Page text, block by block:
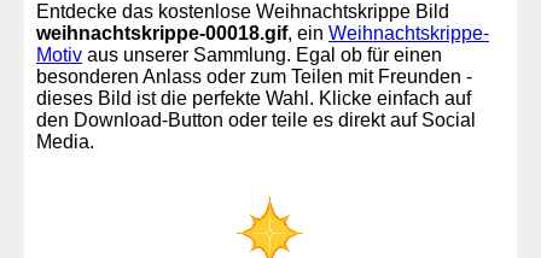
Entdecke das kostenlose Weihnachtskrippe Bild
weihnachtskrippe-00018.gif, ein Weihnachtskrippe-
Motiv aus unserer Sammlung. Egal ob für einen
besonderen Anlass oder zum Teilen mit Freunden -
dieses Bild ist die perfekte Wahl. Klicke einfach auf
den Download-Button oder teile es direkt auf Social
Media.